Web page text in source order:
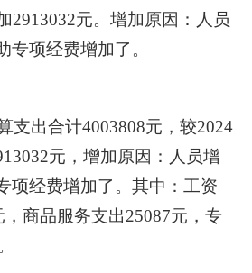
2913032元。增加原因：人员
专项经费增加了。
支出合计4003808元，较2024
元，增加原因：人员增
项经费增加了。其中： 工资
，商品服务支出25087元，专